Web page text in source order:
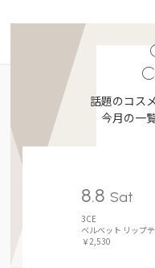
話題のコス
今月の一
8.8 Sat
3CE
ベルベット リップ
￥2,530